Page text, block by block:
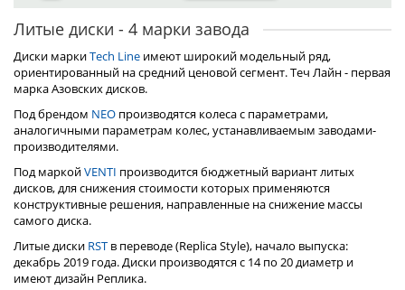
Литые диски - 4 марки завода
Диски маркиTech Line имеют широкий модельный ряд,
ориентированный на средний ценовой сегмент. Теч Лайн - первая
марка Азовских дисков.
Под брендом NEO производятся колеса с параметрами,
аналогичными параметрам колес, устанавливаемым заводами-
производителями.
Под маркойVENTI производится бюджетный вариант литых
дисков, для снижения стоимости которых применяются
конструктивные решения, направленные на снижение массы
самого диска.
Литые диски RST в переводе (Replica Style), начало выпуска:
декабрь 2019 года. Диски производятся с 14 по 20 диаметр и
имеют дизайн Реплика.